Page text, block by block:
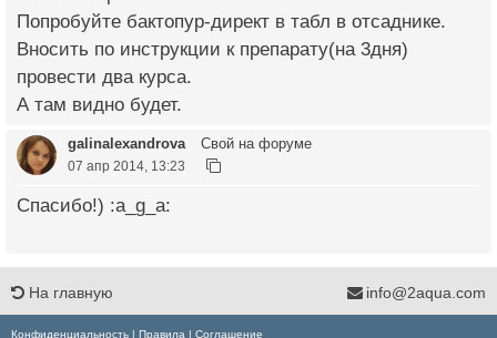
Попробуйте бактопур-директ в табл в отсаднике.
Вносить по инструкции к препарату(на 3дня)
провести два курса.
А там видно будет.
galinalexandrova Свой на форуме
07 апр 2014, 13:23
Спасибо!) :a_g_a:
На главную info@2aqua.com
Конфиденциальность | Правила | Соглашение